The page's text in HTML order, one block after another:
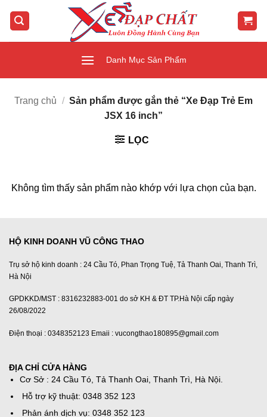
qua
Danh Mục Sản Phẩm
Trang chủ / Sản phẩm được gắn thẻ “Xe Đạp Trẻ Em
JSX 16 inch”
LỌC
Không tìm thấy sản phẩm nào khớp với lựa chọn của bạn.
HỘ KINH DOANH VŨ CÔNG THAO
Trụ sở hộ kinh doanh : 24 Cầu Tó, Phan Trọng Tuệ, Tả Thanh Oai, Thanh Trì,
Hà Nội
GPDKKD/MST : 8316232883-001 do sở KH & ĐT TP.Hà Nội cấp ngày
26/08/2022
Điện thoại : 0348352123 Emaii : vucongthao180895@gmail.com
ĐỊA CHỈ CỬA HÀNG
Cơ Sở : 24 Cầu Tó, Tả Thanh Oai, Thanh Trì, Hà Nội.
Hỗ trợ kỹ thuật: 0348 352 123
Phản ánh dịch vụ: 0348 352 123